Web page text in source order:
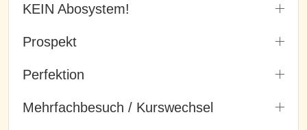
KEIN Abosystem!
Prospekt
Perfektion
Mehrfachbesuch / Kurswechsel